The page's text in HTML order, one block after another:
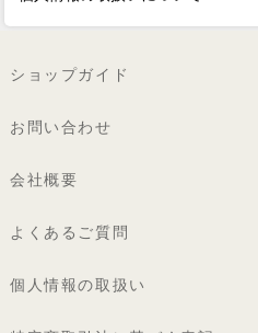
ショップガイド
お問い合わせ
会社概要
よくあるご質問
個人情報の取扱い